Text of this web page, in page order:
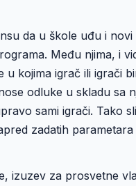
da u škole uđu i novi
Među njima, i
kojima igrač ili igrači
odluke u skladu sa
sami igrači. Tako
zadatih
izuzev za prosvetne